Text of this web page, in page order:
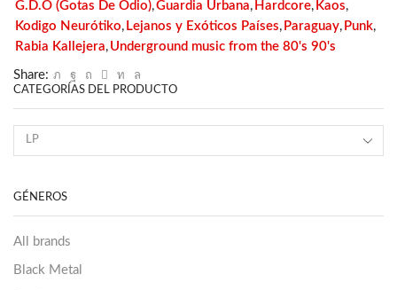
G.D.O (Gotas De Odio),Guardia Urbana, Hardcore, Kaos,
Kodigo Neurótiko, Lejanos y Exóticos Países, Paraguay, Punk,
Rabia Kallejera, Underground music from the 80's 90's
Share:
CATEGORÍAS DEL PRODUCTO
GÉNEROS
All brands
Black Metal